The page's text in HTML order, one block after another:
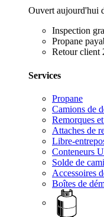
Ouvert aujourd'hui
Inspection
Propane
Retour client
Services
Propane
Camions de
Remorques
Attaches de
Libre-
Conteneurs
Solde de
Accessoires
Boîtes de